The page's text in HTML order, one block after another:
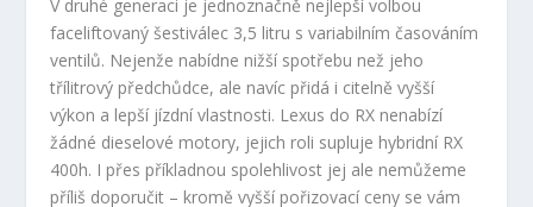
V druhé generaci je jednoznačně nejlepší volbou
faceliftovaný šestiválec 3,5 litru s variabilním časováním
ventilů. Nejenže nabídne nižší spotřebu než jeho
třílitrový předchůdce, ale navíc přidá i citelně vyšší
výkon a lepší jízdní vlastnosti. Lexus do RX nenabízí
žádné dieselové motory, jejich roli supluje hybridní RX
400h. I přes příkladnou spolehlivost jej ale nemůžeme
příliš doporučit – kromě vyšší pořizovací ceny se vám